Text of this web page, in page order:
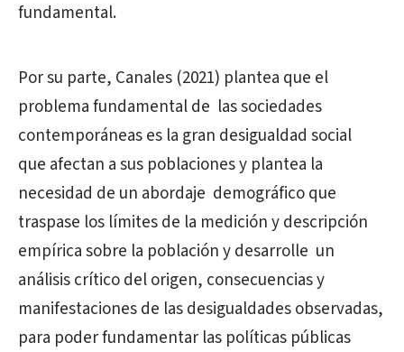
fundamental.
Por su parte, Canales (2021) plantea que el
problema fundamental de las sociedades
contemporáneas es la gran desigualdad social
que afectan a sus poblaciones y plantea la
necesidad de un abordaje demográfico que
traspase los límites de la medición y descripción
empírica sobre la población y desarrolle un
análisis críticodel origen, consecuencias y
manifestaciones de las desigualdades observadas,
para poder fundamentar las políticas públicas